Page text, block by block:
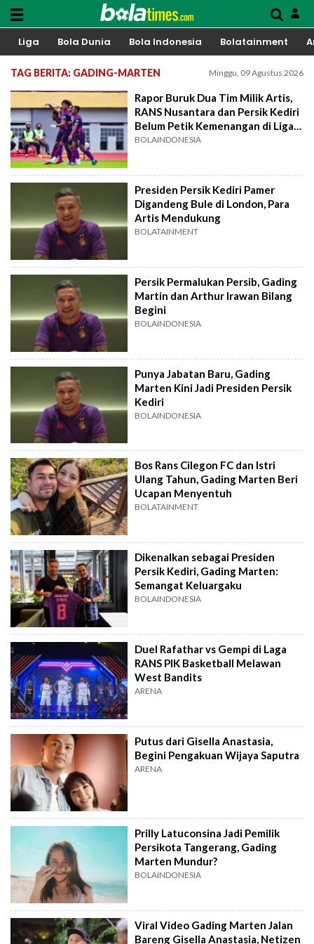
Liga Bola Dunia Bola Indonesia Bolatainment
TAG BERITA: GADING-MARTEN Minggu, 09 Agustus 2026
Rapor Buruk Dua Tim Milik Artis,
RANS Nusantara dan Persik Kediri
Belum Petik Kemenangan di Liga 1
2022
BOLAINDONESIA
Presiden Persik Kediri Pamer
Digandeng Bule di London, Para
Artis Mendukung
BOLATAINMENT
Persik Permalukan Persib, Gading
Martin dan Arthur Irawan Bilang
Begini
BOLAINDONESIA
Punya Jabatan Baru, Gading
Marten Kini Jadi Presiden Persik
Kediri
BOLAINDONESIA
Bos Rans Cilegon FC dan Istri
Ulang Tahun, Gading Marten Beri
Ucapan Menyentuh
BOLATAINMENT
Dikenalkan sebagai Presiden
Persik Kediri, Gading Marten:
Semangat Keluargaku
BOLAINDONESIA
Duel Rafathar vs Gempi di Laga
RANS PIK Basketball Melawan
West Bandits
ARENA
Putus dari Gisella Anastasia,
Begini Pengakuan Wijaya Saputra
ARENA
Prilly Latuconsina Jadi Pemilik
Persikota Tangerang, Gading
Marten Mundur?
BOLAINDONESIA
Viral Video Gading Marten Jalan
Bareng Gisella Anastasia, Netizen